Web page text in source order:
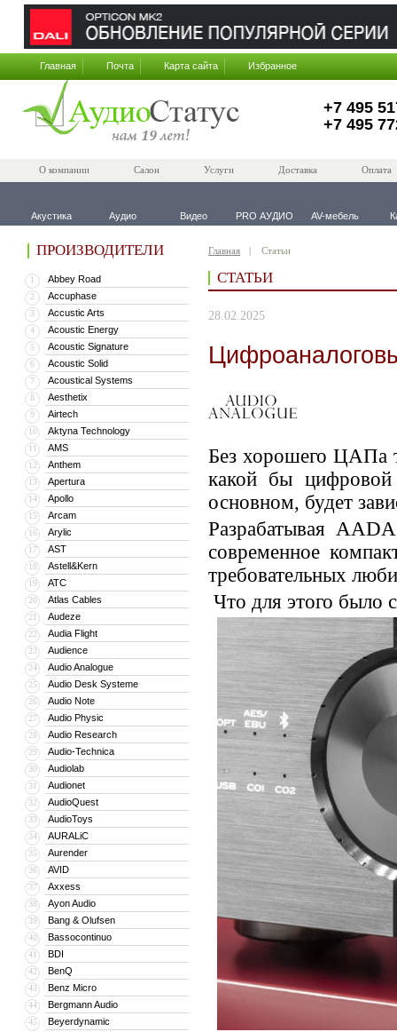
Главная Почта Карта сайта Избранное
+7 495
+7 495
О компании Салон Услуги Доставка Оплата
Акустика Аудио Видео PRO АУДИО AV-мебель
ПРОИЗВОДИТЕЛИ
1 Abbey Road
2 Accuphase
3 Accustic Arts
4 Acoustic Energy
5 Acoustic Signature
6 Acoustic Solid
7 Acoustical Systems
8 Aesthetix
9 Airtech
10 Aktyna Technology
11 AMS
12 Anthem
13 Apertura
14 Apollo
15 Arcam
16 Arylic
17 AST
18 Astell&Kern
19 ATC
20 Atlas Cables
21 Audeze
22 Audia Flight
23 Audience
24 Audio Analogue
25 Audio Desk Systeme
26 Audio Note
27 Audio Physic
28 Audio Research
29 Audio-Technica
30 Audiolab
31 Audionet
32 AudioQuest
33 AudioToys
34 AURALiC
35 Aurender
36 AVID
37 Axxess
38 Ayon Audio
39 Bang & Olufsen
40 Bassocontinuo
41 BDI
42 BenQ
43 Benz Micro
44 Bergmann Audio
45 Beyerdynamic
Главная Статьи
СТАТЬИ
28.02.2025
Без хорошего ЦАПа
какой бы цифровой
основном, будет
Разрабатывая
современное
требовательных
Что для этого было